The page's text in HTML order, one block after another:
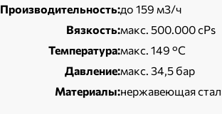
Производительность:до 159 м3/ч
Вязкость:макс. 500.000 cPs
Температура:макс. 149 °C
Давление:макс. 34,5 бар
Материалы:нержавеющая